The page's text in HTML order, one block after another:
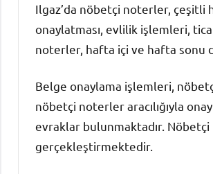
Ilgaz’da nöbetçi noterler, çeşitli
onaylatması, evlilik işlemleri,
noterler, hafta içi ve hafta sonu
Belge onaylama işlemleri,
nöbetçi noterler aracılığıyla
evraklar bulunmaktadır.
gerçekleştirmektedir.